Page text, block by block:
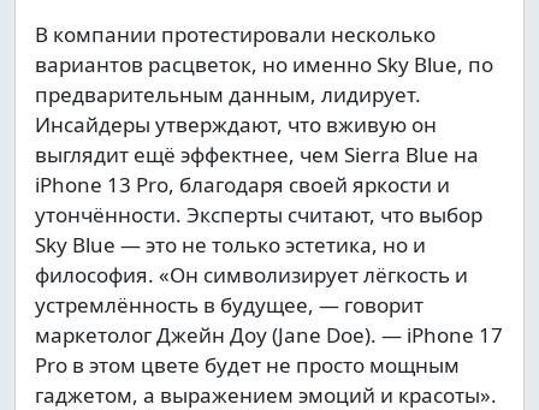
В компании протестировали несколько
вариантов расцветок, но именно Sky Blue, по
предварительным данным, лидирует.
Инсайдеры утверждают, что вживую он
выглядит ещё эффектнее, чем Sierra Blue на
iPhone 13 Pro, благодаря своей яркости и
утончённости. Эксперты считают, что выбор
Sky Blue — это не только эстетика, но и
философия. «Он символизирует лёгкость и
устремлённость в будущее, — говорит
маркетолог Джейн Доу (Jane Doe). — iPhone 17
Pro в этом цвете будет не просто мощным
гаджетом, а выражением эмоций и красоты».